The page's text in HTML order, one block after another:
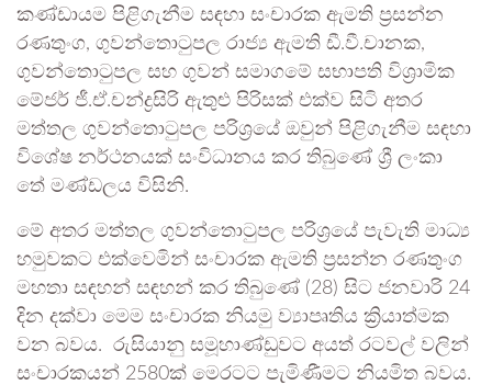
කණ්ඩායම පිළිගැනීම සඳහා සංචාරක ඇමති ප්‍රසන්න
රණතුංග, ගුවන්තොටුපල රාජ්‍ය ඇමති ඩී.වී.චානක,
ගුවන්තොටුපල සහ ගුවන් සමාගමේ සභ‍ාපති විශ්‍රාමික
මේජර් ජී.ඒ.චන්ද්‍රසිරි ඇතුළු පිරිසක් එක්ව සිටි අතර
මත්තල ගුවන්තොටුපල පරිශ්‍රයේ ඔවුන් පිළිගැනීම සඳහා
විශේෂ නර්ථනයක් සංවිධානය කර තිබුණේ ශ්‍රී ලංකා
තේ මණ්ඩලය විසිනි.
මේ අතර මත්තල ගුවන්තොටුපල පරිශ්‍රයේ පැවැති මාධ්‍ය
හමුවකට එක්වෙමින් සංචාරක ඇමති ප්‍රසන්න රණතුංග
මහතා සඳහන් සඳහන් කර තිබුණේ (28) සිට ජනවාරි 24
දින දක්වා මෙම සංචාරක නියමු ව්‍යාපෘතිය ක්‍රියාත්මක
වන බවය. රුසියානු සමූහාණ්ඩුවට අයත් රටවල් වලින්
සංචාරකයන් 2580ක් මෙරටට පැමිණීමට නියමිත බවය.